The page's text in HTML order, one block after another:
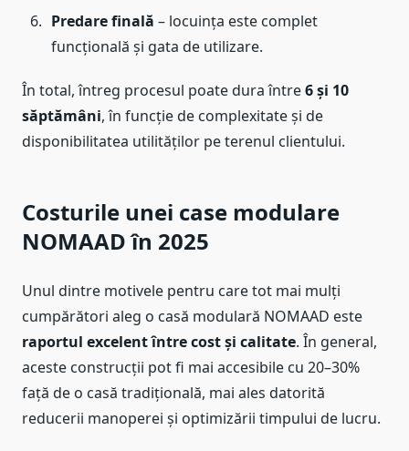
Predare finală – locuința este complet
funcțională și gata de utilizare.
În total, întreg procesul poate dura între6 și 10
săptămâni, în funcție de complexitate și de
disponibilitatea utilităților pe terenul clientului.
Costurile unei case modulare
NOMAAD în 2025
Unul dintre motivele pentru care tot mai mulți
cumpărători aleg o casă modulară NOMAAD este
raportul excelent între cost și calitate. În general,
aceste construcții pot fi mai accesibile cu 20–30%
față de o casă tradițională, mai ales datorită
reducerii manoperei și optimizării timpului de lucru.